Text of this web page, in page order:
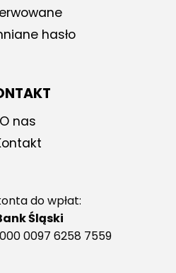
hasło
O nas
do wpłat:
Śląski
0097 6258 7559